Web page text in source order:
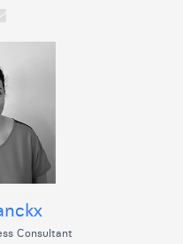
Consultant